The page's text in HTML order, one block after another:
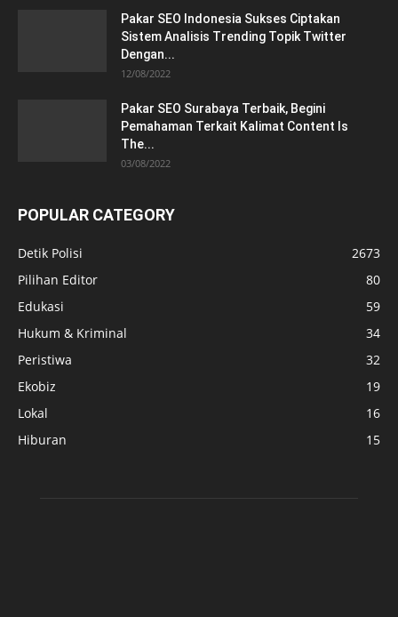
Pakar SEO Indonesia Sukses Ciptakan
Sistem Analisis Trending Topik Twitter
Dengan...
12/08/2022
Pakar SEO Surabaya Terbaik, Begini
Pemahaman Terkait Kalimat Content Is
The...
03/08/2022
POPULAR CATEGORY
Detik Polisi
2673
Pilihan Editor
80
Edukasi
59
Hukum & Kriminal
34
Peristiwa
32
Ekobiz
19
Lokal
16
Hiburan
15